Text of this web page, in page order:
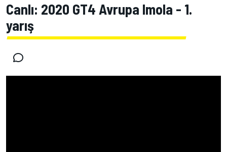
Canlı: 2020 GT4 Avrupa Imola - 1.
yarış